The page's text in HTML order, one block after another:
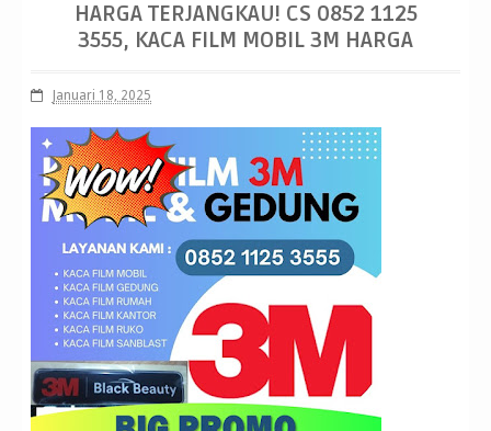
HARGA TERJANGKAU! CS 0852 1125
3555, KACA FILM MOBIL 3M HARGA
Januari 18, 2025